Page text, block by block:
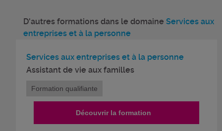
D'autres formations dans le domaine Services aux
entreprises et à la personne
Services aux entreprises et à la personne
Assistant de vie aux familles
Formation qualifiante
Découvrir la formation